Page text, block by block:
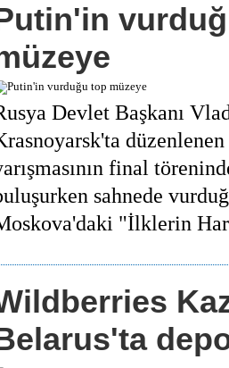
Devlet Başkanı
final
sahnede
"İlklerin